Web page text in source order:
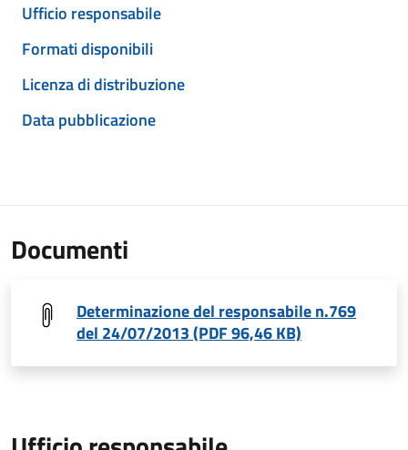
Ufficio responsabile
Formati disponibili
Licenza di distribuzione
Data pubblicazione
Documenti
Determinazione del responsabile n.769
del 24/07/2013 (PDF 96,46 KB)